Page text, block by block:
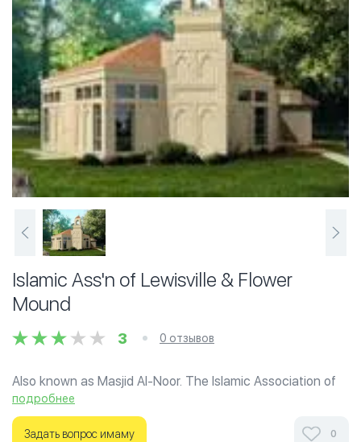
Islamic Ass'n of Lewisville & Flower
Mound
3 0 отзывов
Also known as Masjid Al-Noor. The Islamic Association of
Lewisville and Flower Mound (IALFM) is a registered non-
profit organization dedicated to worship, education, and
community service. Established in 2004, IALFM serves
подробнее
Задать вопрос имаму 0